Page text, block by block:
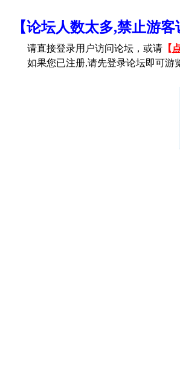
【论坛人数太多,禁止游
请直接登录用户访问论坛，或请 【
如果您已注册,请先登录论坛即可游